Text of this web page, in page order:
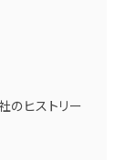
のヒストリー